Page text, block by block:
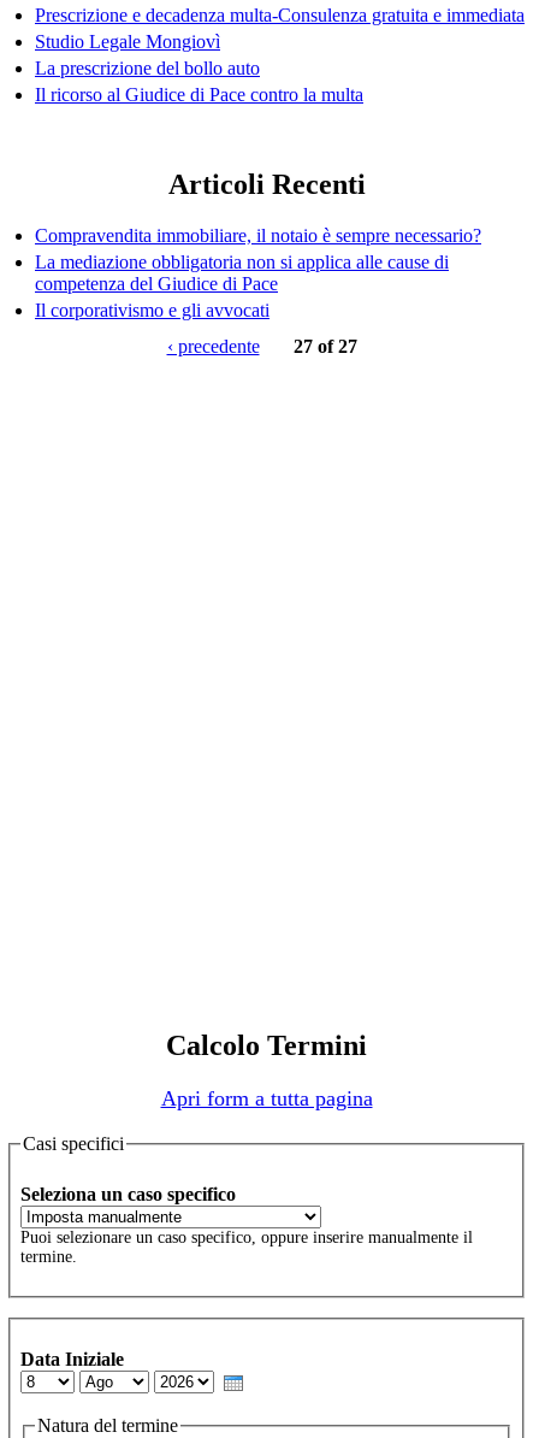
Prescrizione e decadenza multa-Consulenza gratuita e immediata
Studio Legale Mongiovì
La prescrizione del bollo auto
Il ricorso al Giudice di Pace contro la multa
Articoli Recenti
Compravendita immobiliare, il notaio è sempre necessario?
La mediazione obbligatoria non si applica alle cause di
competenza del Giudice di Pace
Il corporativismo e gli avvocati
‹ precedente
27 of 27
Calcolo Termini
Apri form a tutta pagina
Casi specifici
Seleziona un caso specifico
Puoi selezionare un caso specifico, oppure inserire manualmente il
termine.
Data Iniziale
Day
Month Year
Natura del termine